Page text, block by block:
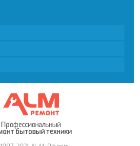
Профессиональный
бытовый техники